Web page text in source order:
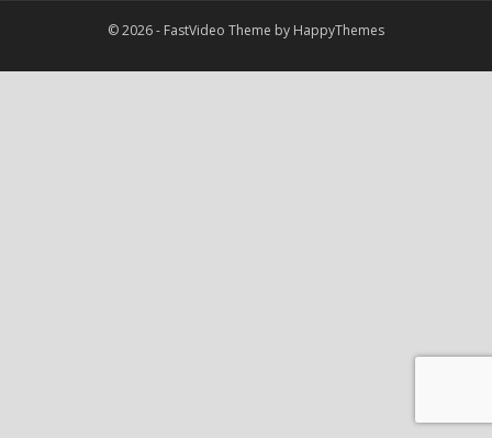
© 2026 - FastVideo Theme by HappyThemes